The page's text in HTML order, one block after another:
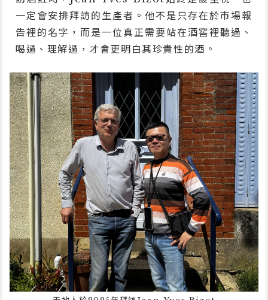
一定會安排拜訪的生產者。他不是只存在於市場報
告裡的名字，而是一位真正需要站在酒窖裡聽過、
喝過、理解過，才會更明白其珍貴性的酒。